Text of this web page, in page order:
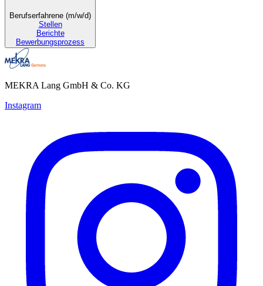
Berufserfahrene (m/w/d)
Stellen
Berichte
Bewerbungsprozess
MEKRA Lang GmbH & Co. KG
Instagram